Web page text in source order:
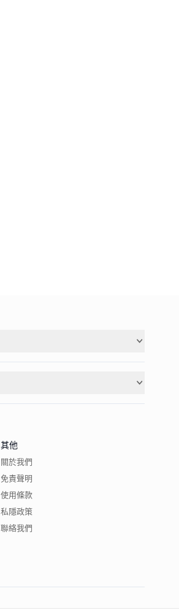
其他
關於我們
免責聲明
使用條款
私隱政策
聯絡我們